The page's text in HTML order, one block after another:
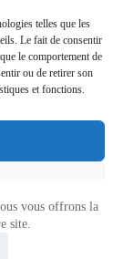
telles que les
Le fait de consentir
le comportement de
ou de retirer son
et fonctions.
vous offrons la
site.
sonore